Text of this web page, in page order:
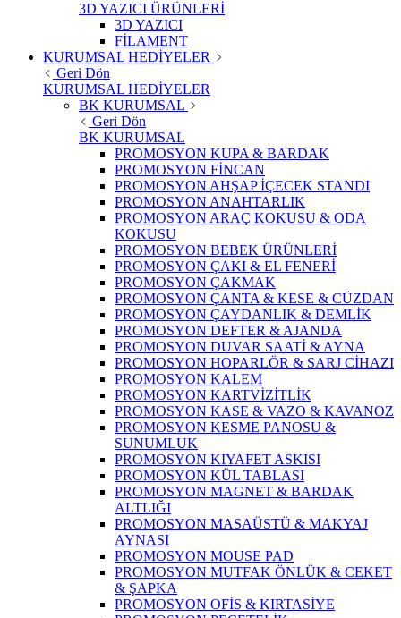
3D YAZICI ÜRÜNLERİ
3D YAZICI
FİLAMENT
KURUMSAL HEDİYELER
Geri Dön
KURUMSAL HEDİYELER
BK KURUMSAL
Geri Dön
BK KURUMSAL
PROMOSYON KUPA & BARDAK
PROMOSYON FİNCAN
PROMOSYON AHŞAP İÇECEK STANDI
PROMOSYON ANAHTARLIK
PROMOSYON ARAÇ KOKUSU & ODA
KOKUSU
PROMOSYON BEBEK ÜRÜNLERİ
PROMOSYON ÇAKI & EL FENERİ
PROMOSYON ÇAKMAK
PROMOSYON ÇANTA & KESE & CÜZDAN
PROMOSYON ÇAYDANLIK & DEMLİK
PROMOSYON DEFTER & AJANDA
PROMOSYON DUVAR SAATİ & AYNA
PROMOSYON HOPARLÖR & SARJ CİHAZI
PROMOSYON KALEM
PROMOSYON KARTVİZİTLİK
PROMOSYON KASE & VAZO & KAVANOZ
PROMOSYON KESME PANOSU &
SUNUMLUK
PROMOSYON KIYAFET ASKISI
PROMOSYON KÜL TABLASI
PROMOSYON MAGNET & BARDAK
ALTLIĞI
PROMOSYON MASAÜSTÜ & MAKYAJ
AYNASI
PROMOSYON MOUSE PAD
PROMOSYON MUTFAK ÖNLÜK & CEKET
& ŞAPKA
PROMOSYON OFİS & KIRTASİYE